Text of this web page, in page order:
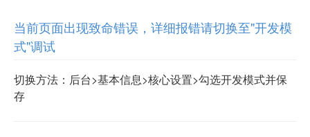
当前页面出现致命错误，详细报错请切换至"开发模
式"调试
切换方法：后台>基本信息>核心设置>勾选开发模式并保
存